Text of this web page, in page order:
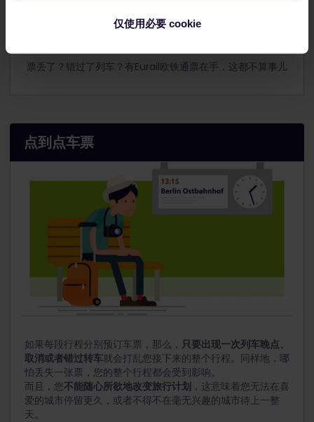
仅使用必要 cookie
畅享灵活至极的旅行体验
票丢了？错过了列车？有Eurail欧铁通票在手，这都不算事儿
点到点车票
如果每段行程分别预订车票，那么， 只要出现一次列车晚点、
取消或者错过转车就会打乱您接下来的整个行程。同样地，哪
怕丢失一张票，您的整个行程都会受到影响。
而且，您不能随心所欲地改变旅行计划 ，这意味着您无法在喜
爱的城市停留更久，或者不得不在毫无兴趣的城市待上一整
天。